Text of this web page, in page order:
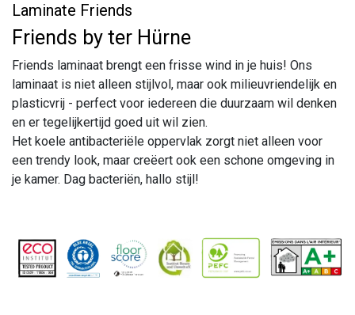
Laminate Friends
Friends by ter Hürne
Friends laminaat brengt een frisse wind in je huis! Ons
laminaat is niet alleen stijlvol, maar ook milieuvriendelijk en
plasticvrij - perfect voor iedereen die duurzaam wil denken
en er tegelijkertijd goed uit wil zien.
Het koele antibacteriële oppervlak zorgt niet alleen voor
een trendy look, maar creëert ook een schone omgeving in
je kamer. Dag bacteriën, hallo stijl!